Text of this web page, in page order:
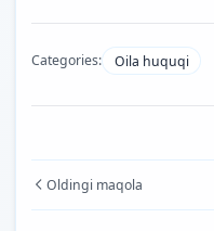
Categories: Oila huquqi
Oldingi maqola